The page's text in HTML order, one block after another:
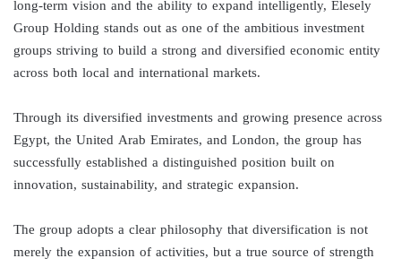
long-term vision and the ability to expand intelligently, Elesely
Group Holding stands out as one of the ambitious investment
groups striving to build a strong and diversified economic entity
across both local and international markets.
Through its diversified investments and growing presence across
Egypt, the United Arab Emirates, and London, the group has
successfully established a distinguished position built on
innovation, sustainability, and strategic expansion.
The group adopts a clear philosophy that diversification is not
merely the expansion of activities, but a true source of strength